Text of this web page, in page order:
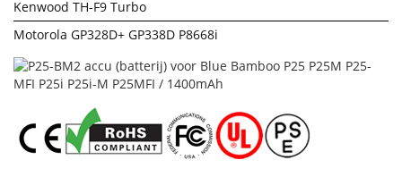
Kenwood TH-F9 Turbo
Motorola GP328D+ GP338D P8668i